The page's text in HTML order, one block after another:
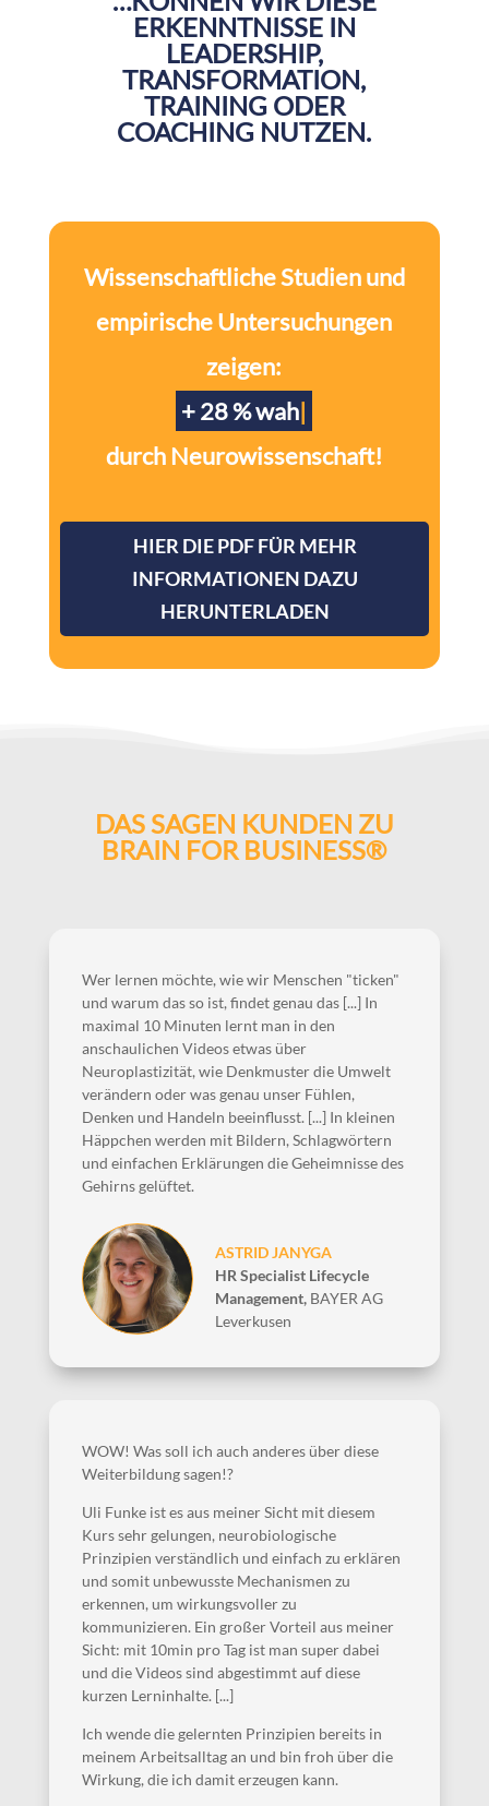
ERKENNTNISSE IN
LEADERSHIP,
TRANSFORMATION,
TRAINING ODER
COACHING NUTZEN.
Wissenschaftliche Studien und
empirische Untersuchungen
zeigen:
+ 28 % wahrgenommene
durch Neurowissenschaft!
HIER DIE PDF FÜR MEHR
INFORMATIONEN DAZU
HERUNTERLADEN
DAS SAGEN KUNDEN ZU
BRAIN FOR BUSINESS®
Wer lernen möchte, wie wir Menschen "ticken"
und warum das so ist, findet genau das [...] In
maximal 10 Minuten lernt man in den
anschaulichen Videos etwas über
Neuroplastizität, wie Denkmuster die Umwelt
verändern oder was genau unser Fühlen,
Denken und Handeln beeinflusst. [...] In kleinen
Häppchen werden mit Bildern, Schlagwörtern
und einfachen Erklärungen die Geheimnisse des
Gehirns gelüftet.
ASTRID JANYGA
HR Specialist Lifecycle
Management, BAYER AG
Leverkusen
WOW! Was soll ich auch anderes über diese
Weiterbildung sagen!?
Uli Funke ist es aus meiner Sicht mit diesem
Kurs sehr gelungen, neurobiologische
Prinzipien verständlich und einfach zu erklären
und somit unbewusste Mechanismen zu
erkennen, um wirkungsvoller zu
kommunizieren. Ein großer Vorteil aus meiner
Sicht: mit 10min pro Tag ist man super dabei
und die Videos sind abgestimmt auf diese
kurzen Lerninhalte. [...]
Ich wende die gelernten Prinzipien bereits in
meinem Arbeitsalltag an und bin froh über die
Wirkung, die ich damit erzeugen kann.